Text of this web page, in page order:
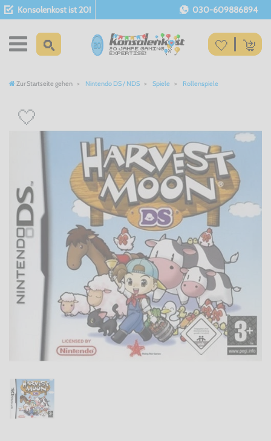
Konsolenkost ist 20! 030-609886894
Zur Startseite gehen Nintendo DS / NDS Spiele Rollenspiele